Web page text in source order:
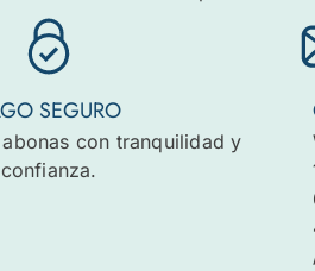
SEGURO
con tranquilidad y
confianza.